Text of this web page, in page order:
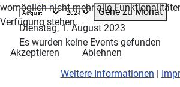
Gehe zu Monat
Dienstag, 1. August 2023
Es wurden keine Events gefunden
womöglich nicht mehr alle
Verfügung stehen.
Akzeptieren
Ablehnen
Weitere Informationen |